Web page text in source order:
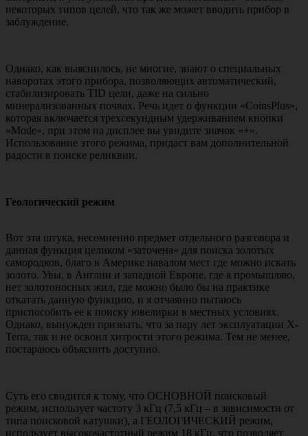
некоторых типов целей, что так же может вводить прибор в
заблуждение.
Однако, как выяснилось, не многие, знают о специальных
наворотах этого прибора, позволяющих автоматический,
стабилизировать TID цели, даже на сильно
минерализованных почвах. Речь идет о функции «CoinsPlus»,
которая включается трехсекундным удерживанием кнопки
«Mode», при этом на дисплее вы увидите значок «+».
Использование этого режима, придаст вам дополнительной
радости в поиске реликвии.
Геологический режим
Вот эта штука, несомненно предмет отдельного разговора и
данная функция целиком «заточена» для поиска золотых
самородков, благо в Америке навалом мест где можно искать
золото. Увы, в Англии и западной Европе, где я промышляю,
нет золотоносных жил, где можно было бы на практике
откатать данную функцию, и я отчаянно пытаюсь
приспособить ее к поиску ювелирки в местных условиях.
Однако, вынужден признать, что за пару лет эксплуатации X-
Terra, так и не освоил хитрости этого режима. Тем не менее,
постараюсь объяснить доступно.
Суть его сводится к тому, что ОСНОВНОЙ поисковый
режим, использует частоту 3 кГц (7,5 кГц – в зависимости от
типа поисковой катушки), а ГЕОЛОГИЧЕСКИЙ режим,
использует высокочастотный режим 18 кГц, что позволяет